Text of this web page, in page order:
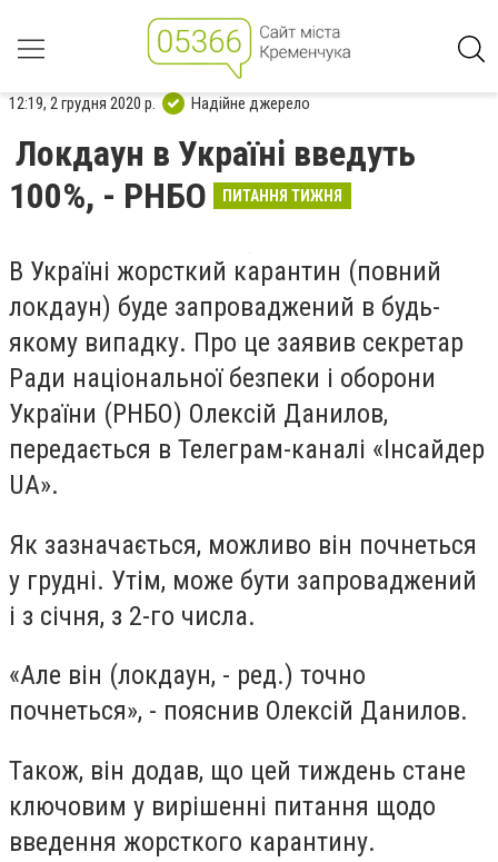
12:19, 2 грудня 2020 р. Надійне джерело
Локдаун в Україні введуть
100%, - РНБО
ПИТАННЯ ТИЖНЯ
В Україні жорсткий карантин (повний
локдаун) буде запроваджений в будь-
якому випадку. Про це заявив секретар
Ради національної безпеки і оборони
України (РНБО) Олексій Данилов,
передається в Телеграм-каналі «Інсайдер
UA».
Як зазначається, можливо він почнеться
у грудні. Утім, може бути запроваджений
і з січня, з 2-го числа.
«Але він (локдаун, - ред.) точно
почнеться», - пояснив Олексій Данилов.
Також, він додав, що цей тиждень стане
ключовим у вирішенні питання щодо
введення жорсткого карантину.